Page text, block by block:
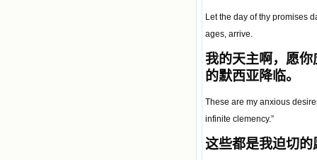
Let the day of thy promises
ages, arrive.
我的天主啊，愿
的默西亚降临。
These are my anxious
infinite clemency.”
这些都是我迫切